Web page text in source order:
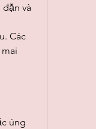
và
Các
úng